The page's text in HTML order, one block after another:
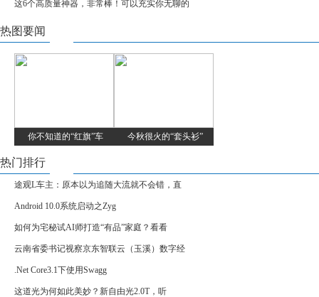
这6个高质量神器，非常棒！可以充实你无聊的
热图要闻
你不知道的“红旗”车 今秋很火的“套头衫”
热门排行
途观L车主：原本以为追随大流就不会错，直
Android 10.0系统启动之Zyg
如何为宅秘试AI师打造“有品”家庭？看看
云南省委书记视察京东智联云（玉溪）数字经
.Net Core3.1下使用Swagg
这道光为何如此美妙？新自由光2.0T，听